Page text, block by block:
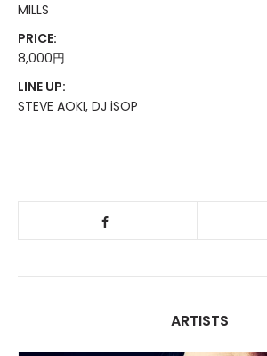
MILLS
PRICE:
8,000円
LINE UP:
STEVE AOKI, DJ iSOP
ARTISTS